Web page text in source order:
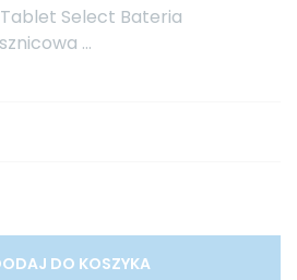
Select Bateria
...
DO KOSZYKA